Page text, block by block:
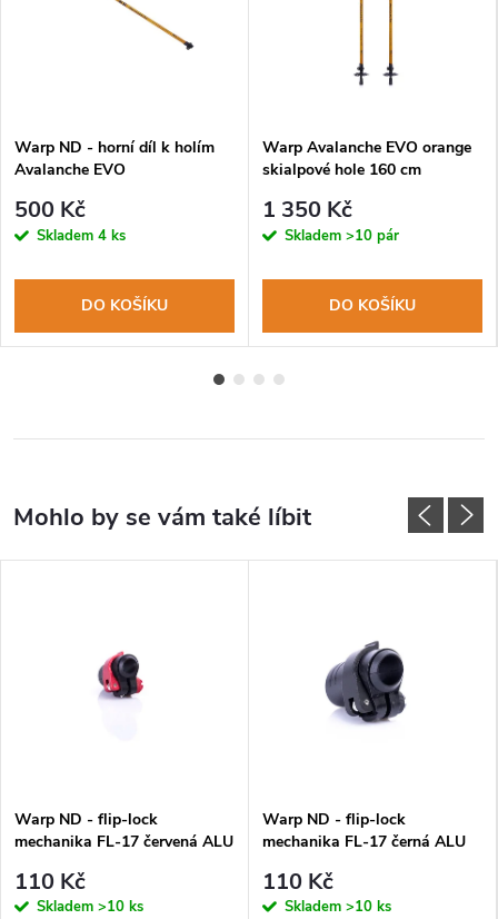
Warp ND - horní díl k holím
Avalanche EVO
500 Kč
Skladem 4 ks
DO KOŠÍKU
Warp Avalanche EVO orange
skialpové hole 160 cm
1 350 Kč
Skladem >10 pár
DO KOŠÍKU
Warp ND - flip-lock
mechanika FL-17 červená ALU
110 Kč
Skladem >10 ks
Warp ND - flip-lock
mechanika FL-17 černá ALU
110 Kč
Skladem >10 ks